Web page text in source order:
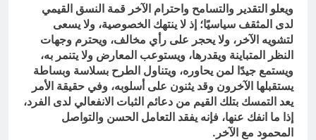
ويعلو التقدير والتسامح واحترام الآخر قمة النسق القيمي
لدى المثقف سياسيًا؛ إذ لا ينتهك الخصوصية، ولا يسعى
لتشويه الآخر، ولا يحجر على رأي مخالف، ويحترم وجهات
النظر المتباينة ويقدرها، ويستوعب المعارض ولا يتنمر به،
ويستمع جيدًا لمن يحاوره، ويتناول الطرح بسلاسة وبساطة
يستقبلها الآخرون وقد يثنون على أسلوبه، وفي حقيقة الأمر
يعد التمسك بتلك القيم من دعائم الثبات الانفعالي لدى الفرد،
إذا ما انفك عنها، فإنه يفقد التعامل الحسن والتواصل
المحمود مع الآخر.